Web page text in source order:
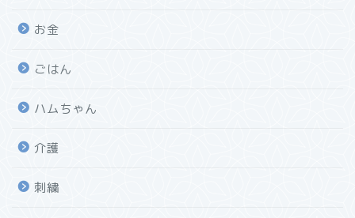
お金
ごはん
ハムちゃん
介護
刺繍